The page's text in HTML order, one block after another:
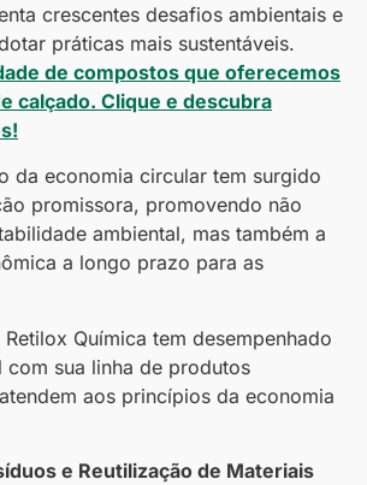
crescentes desafios ambientais e
práticas mais sustentáveis.
de compostos que oferecemos
calçado. Clique e descubra
da economia circular tem surgido
promissora, promovendo não
ambiental, mas também a
a longo prazo para as
Química tem desempenhado
com sua linha de produtos
aos princípios da economia
e Reutilização de Materiais